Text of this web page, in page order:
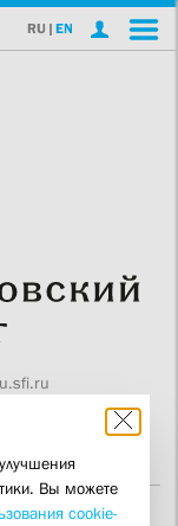
RU | EN
Вы можете
cookie-